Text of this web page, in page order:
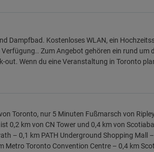
Dampfbad. Kostenloses WLAN, ein
Zum Angebot gehören ein rund um
out. Wenn du eine Veranstaltung in Toronto
Toronto, nur 5 Minuten Fußmarsch von
0,2 km von CN Tower und 0,4 km von
– 0,1 km PATH Underground Shopping Mall
Metro Toronto Convention Centre – 0,4 km